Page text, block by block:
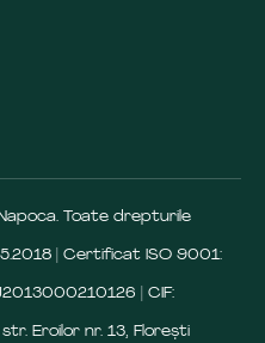
Toate drepturile
| Certificat ISO 9001:
| CIF:
Eroilor nr. 13, Florești